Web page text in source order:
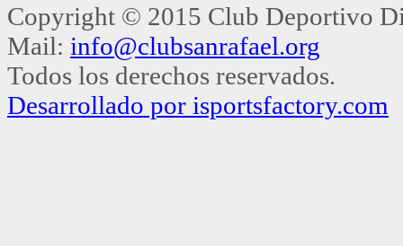
Copyright © 2015 Club Deportivo
Mail: info@clubsanrafael.org
Todos los derechos reservados.
Desarrollado por isportsfactory.com